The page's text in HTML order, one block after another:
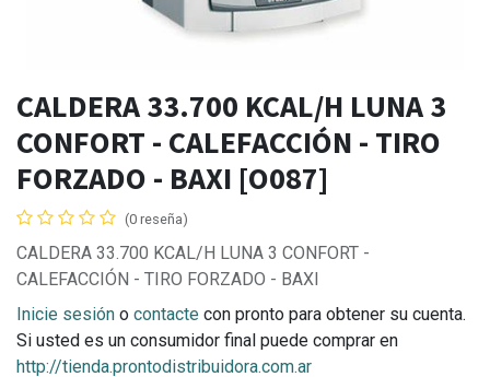
CALDERA 33.700 KCAL/H LUNA 3
CONFORT - CALEFACCIÓN - TIRO
FORZADO - BAXI [O087]
(0 reseña)
CALDERA 33.700 KCAL/H LUNA 3 CONFORT -
CALEFACCIÓN - TIRO FORZADO - BAXI
Inicie sesión o contacte con pronto para obtener su cuenta.
Si usted es un consumidor final puede comprar en
http://tienda.prontodistribuidora.com.ar